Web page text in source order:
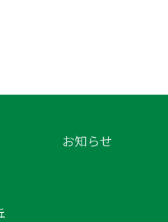
お知らせ